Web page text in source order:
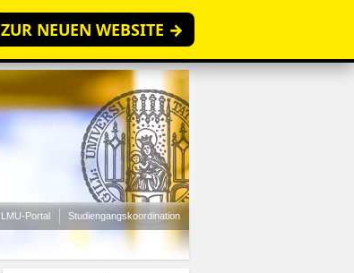
ZUR NEUEN WEBSITE →
LMU-Portal Studiengangskoordination